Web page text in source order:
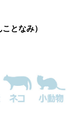
となみ）